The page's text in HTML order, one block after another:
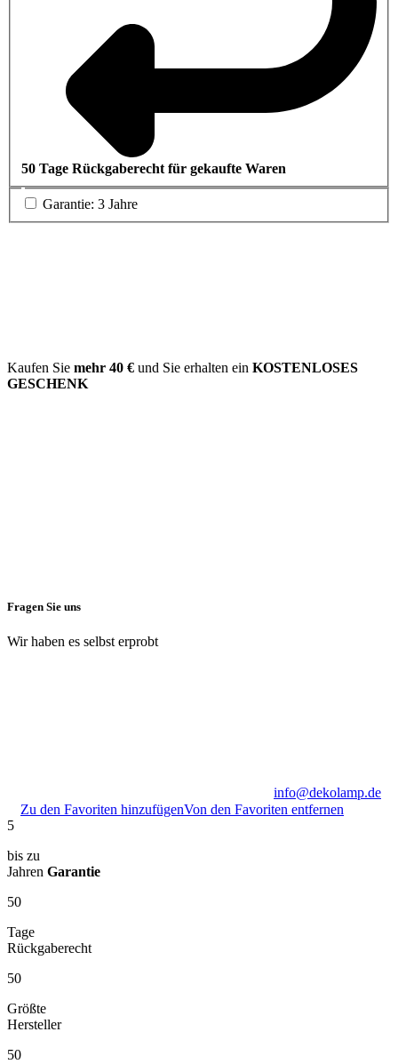
50 Tage Rückgaberecht für gekaufte Waren
Garantie: 3 Jahre
Kaufen Sie mehr 40 € und Sie erhalten ein KOSTENLOSES
GESCHENK
Fragen Sie uns
Wir haben es selbst erprobt
info@dekolamp.de
Zu den Favoriten hinzufügenVon den Favoriten entfernen
5
bis zu
Jahren Garantie
50
Tage
Rückgaberecht
50
Größte
Hersteller
50